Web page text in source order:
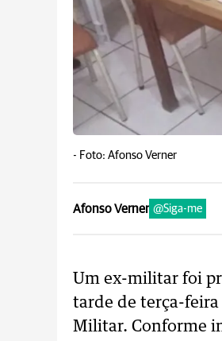
- Foto: Afonso Verner
Afonso Verner @Siga-me
Um ex-militar foi
tarde de terça-
Militar. Conforme